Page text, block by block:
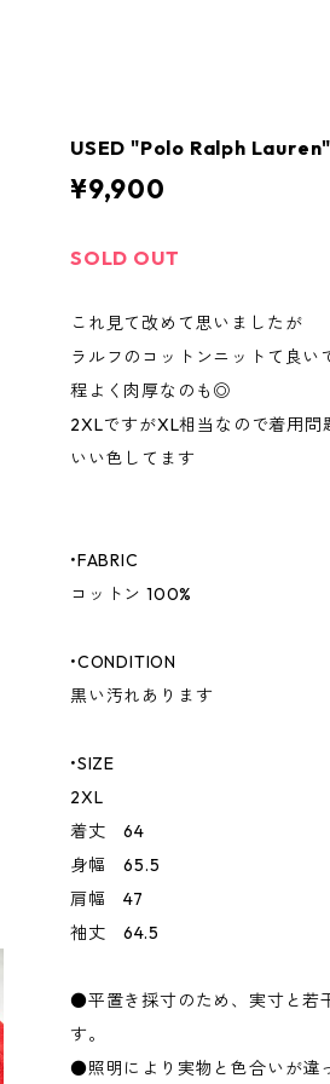
USED "Polo Ralph
¥9,900
SOLD OUT
これ見て改めて思いましたが
ラルフのコットンニットて良い
程よく肉厚なのも◎
2XLですがXL相当なので着用問
いい色してます
•FABRIC
コットン 100%
•CONDITION
黒い汚れあります
•SIZE
2XL
着丈 64
身幅 65.5
肩幅 47
袖丈 64.5
●平置き採寸のため、実寸と若
す。
●照明により実物と色合いが違